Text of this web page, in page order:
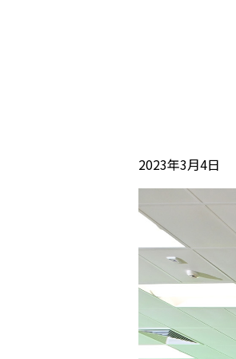
2023年3月4日